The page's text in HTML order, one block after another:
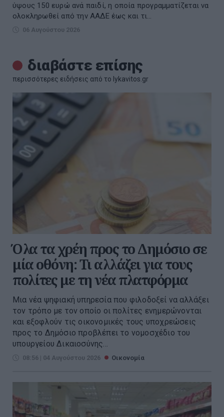
ύψους 150 ευρώ ανά παιδί, η οποία προγραμματίζεται να
ολοκληρωθεί από την ΑΑΔΕ έως και τι...
06 Αυγούστου 2026
διαβάστε επίσης
περισσότερες ειδήσεις από το lykavitos.gr
Όλα τα χρέη προς το Δημόσιο σε
μία οθόνη: Τι αλλάζει για τους
πολίτες με τη νέα πλατφόρμα
Μια νέα ψηφιακή υπηρεσία που φιλοδοξεί να αλλάξει
τον τρόπο με τον οποίο οι πολίτες ενημερώνονται
και εξοφλούν τις οικονομικές τους υποχρεώσεις
προς το Δημόσιο προβλέπει το νομοσχέδιο του
υπουργείου Δικαιοσύνης...
08:56 | 04 Αυγούστου 2026 Οικονομία